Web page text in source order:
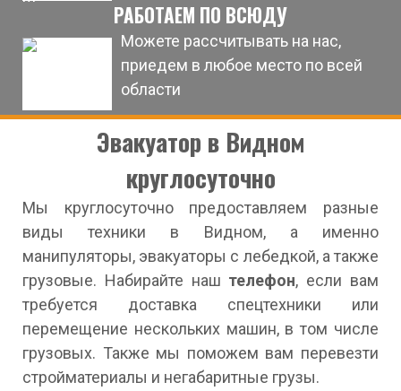
РАБОТАЕМ ПО ВСЮДУ
Можете рассчитывать на нас,
приедем в любое место по всей
области
Эвакуатор в Видном
круглосуточно
Мы круглосуточно предоставляем разные
виды техники в Видном, а именно
манипуляторы, эвакуаторы с лебедкой, а также
грузовые. Набирайте наш телефон, если вам
требуется доставка спецтехники или
перемещение нескольких машин, в том числе
грузовых. Также мы поможем вам перевезти
стройматериалы и негабаритные грузы.